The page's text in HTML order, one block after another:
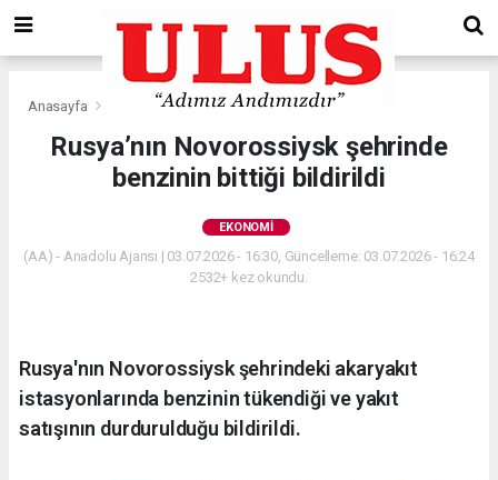
Anasayfa Ekonomi
Rusya’nın Novorossiysk şehrinde
benzinin bittiği bildirildi
EKONOMI
(AA) - Anadolu Ajansı | 03.07.2026 - 16:30, Güncelleme: 03.07.2026 - 16:24
2532+ kez okundu.
Rusya'nın Novorossiysk şehrindeki akaryakıt
istasyonlarında benzinin tükendiği ve yakıt
satışının durdurulduğu bildirildi.